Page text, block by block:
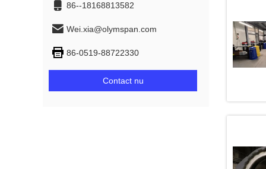
86--18168813582
Wei.xia@olymspan.com
86-0519-88722330
Contact nu